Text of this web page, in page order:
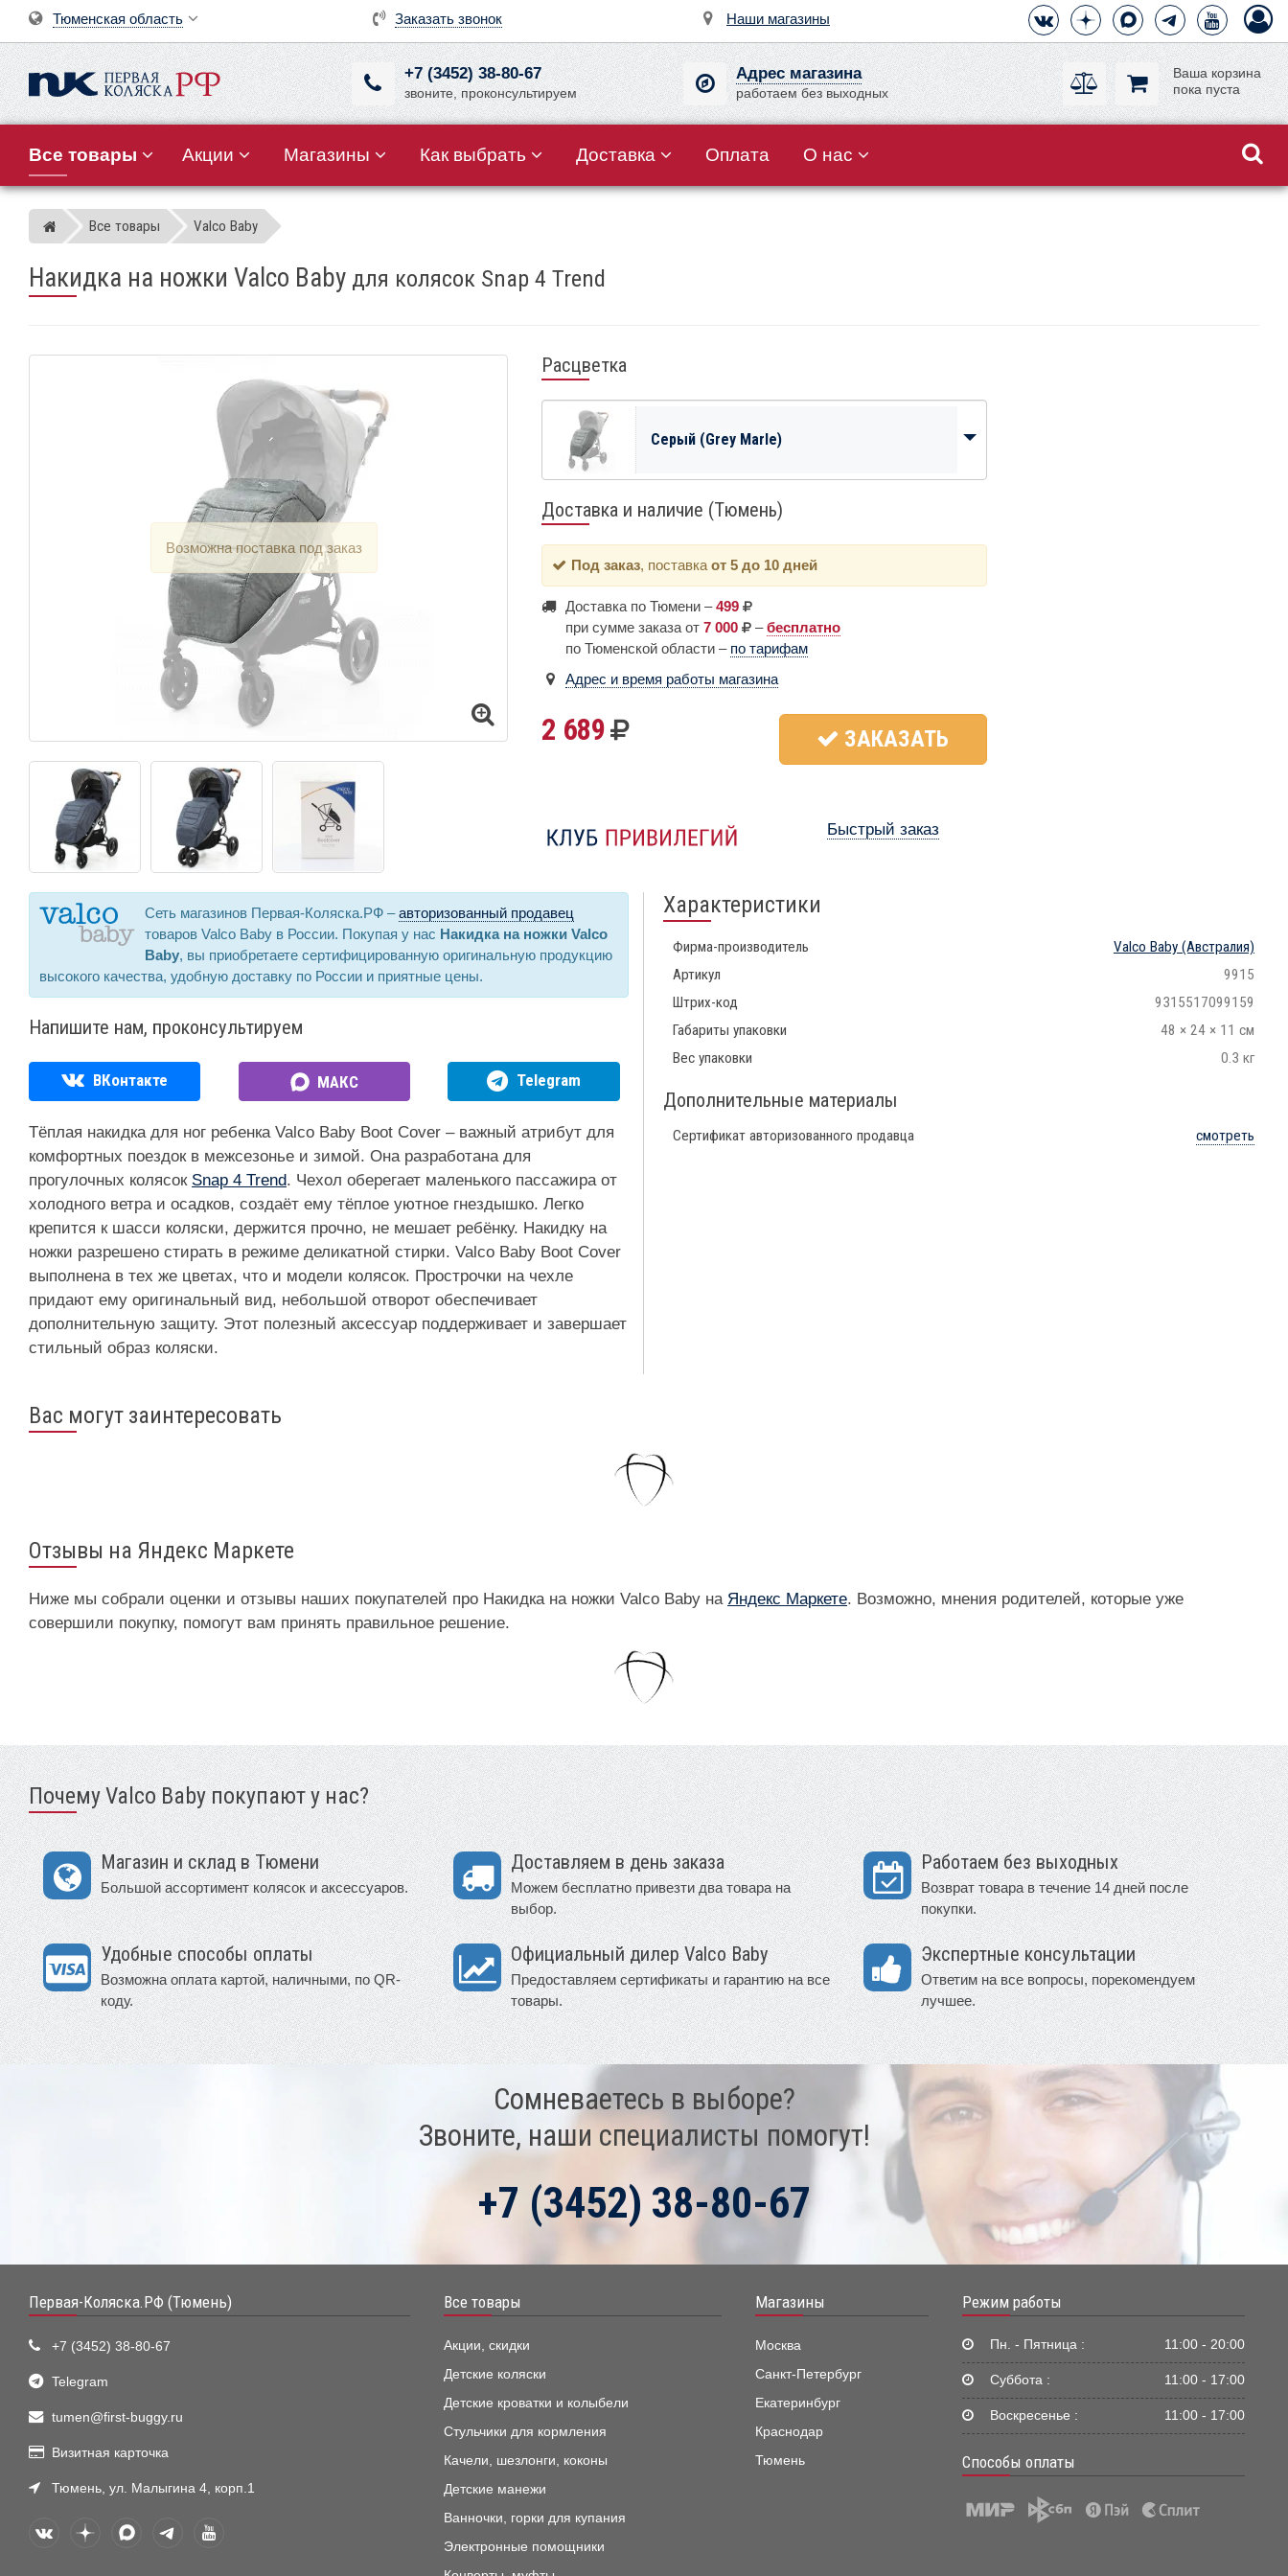
Заказать звонок Наши магазины
Тюменская область
+7 (3452) 38-80-67
звоните, проконсультируем
Адрес магазина
работаем без выходных
Ваша корзина
пока пуста
Все товары Акции Магазины Как выбрать Доставка Оплата О нас
Магазин детских колясок
Все товары Valco Baby
Накидка на ножки Valco Baby для колясок Snap 4 Trend
Расцветка
Серый (Grey Marle)
Доставка и наличие (Тюмень)
Под заказ, поставка от 5 до 10 дней
Доставка по Тюмени –499
при сумме заказа от 7 000 –бесплатно
по Тюменской области – по тарифам
Адрес и время работы магазина
2 689 ЗАКАЗАТЬ
Быстрый заказ
Сеть магазинов Первая-Коляска.РФ –авторизованный продавец
товаров Valco Baby в России. Покупая у нас Накидка на ножки Valco
Baby, вы приобретаете сертифицированную оригинальную продукцию
высокого качества, удобную доставку по России и приятные цены.
Напишите нам, проконсультируем
ВКонтакте МАКС Telegram
Тёплая накидка для ног ребенка Valco Baby Boot Cover – важный атрибут для
комфортных поездок в межсезонье и зимой. Она разработана для
прогулочных колясок Snap 4 Trend. Чехол оберегает маленького пассажира от
холодного ветра и осадков, создаёт ему тёплое уютное гнездышко. Легко
крепится к шасси коляски, держится прочно, не мешает ребёнку. Накидку на
ножки разрешено стирать в режиме деликатной стирки. Valco Baby Boot Cover
выполнена в тех же цветах, что и модели колясок. Прострочки на чехле
придают ему оригинальный вид, небольшой отворот обеспечивает
дополнительную защиту. Этот полезный аксессуар поддерживает и завершает
стильный образ коляски.
Характеристики
Фирма-производитель Valco Baby (Австралия)
Артикул
9915
Штрих-код
9315517099159
Габариты упаковки
48 × 24 × 11 см
Вес упаковки
0.3 кг
Дополнительные материалы
Сертификат авторизованного продавца смотреть
Вас могут заинтересовать
Отзывы на Яндекс Маркете
Ниже мы собрали оценки и отзывы наших покупателей про Накидка на ножки Valco Baby на Яндекс Маркете. Возможно, мнения родителей, которые уже
совершили покупку, помогут вам принять правильное решение.
Почему Valco Baby покупают у нас?
Магазин и склад в Тюмени
Большой ассортимент колясок и аксессуаров.
Доставляем в день заказа
Можем бесплатно привезти два товара на
выбор.
Работаем без выходных
Возврат товара в течение 14 дней после
покупки.
Удобные способы оплаты
Возможна оплата картой, наличными, по QR-
коду.
Официальный дилер Valco Baby
Предоставляем сертификаты и гарантию на все
товары.
Экспертные консультации
Ответим на все вопросы, порекомендуем
лучшее.
Сомневаетесь в выборе?
Звоните, наши специалисты помогут!
+7 (3452) 38-80-67
Первая-Коляска.РФ (Тюмень)
+7 (3452) 38-80-67
Telegram
tumen@first-buggy.ru
Визитная карточка
Тюмень, ул. Малыгина 4, корп.1
Все товары
Акции, скидки
Детские коляски
Детские кроватки и колыбели
Стульчики для кормления
Качели, шезлонги, коконы
Детские манежи
Ванночки, горки для купания
Электронные помощники
Магазины
Москва
Санкт-Петербург
Екатеринбург
Краснодар
Тюмень
Режим работы
Пн. - Пятница : 11:00 - 20:00
Суббота : 11:00 - 17:00
Воскресенье : 11:00 - 17:00
Способы оплаты